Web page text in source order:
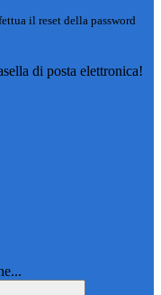
il reset della password
di posta elettronica!